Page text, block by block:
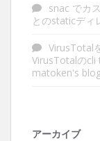
snac でカ
とのstaticデ
VirusTotal
VirusTotalのcli
matoken's
アーカイブ